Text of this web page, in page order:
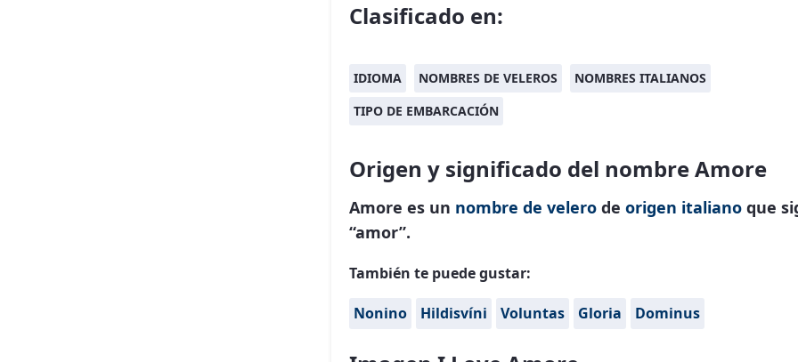
Clasificado en:
IDIOMA NOMBRES DE VELEROS
NOMBRES ITALIANOS
TIPO DE EMBARCACIÓN
Origen y significado del nombre Amore
Amore es un nombre de velero de origen italiano que
“amor”.
También te puede gustar:
Nonino Hildisvíni Voluntas Gloria Dominus